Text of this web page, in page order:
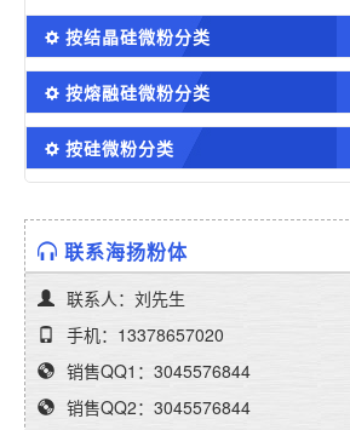
按结晶硅微粉分类
按熔融硅微粉分类
按硅微粉分类
联系海扬粉体
联系人：刘先生
手机：13378657020
销售QQ1：3045576844
销售QQ2：3045576844